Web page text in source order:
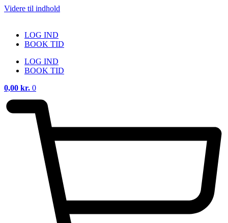
Videre til indhold
LOG IND
BOOK TID
LOG IND
BOOK TID
0,00 kr. 0